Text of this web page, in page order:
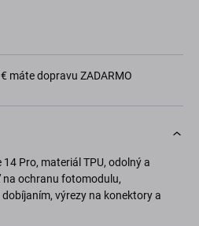
máte dopravu ZADARMO
Pro, materiál TPU, odolný a
na ochranu fotomodulu,
výrezy na konektory a